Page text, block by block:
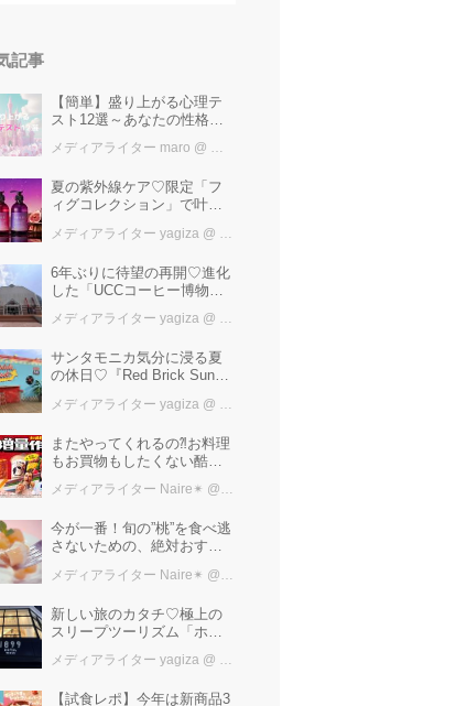
記事
【簡単】盛り上がる心理テ
スト12選～あなたの性格を
メディアライター maro @ カワコレメディア編集部
夏の紫外線ケア♡限定「フ
ィグコレクション」で叶え
メディアライター yagiza @ カワコレメディア編集部
6年ぶりに待望の再開♡進化
した「UCCコーヒー博物
ーマパーク”！館内展示の全
メディアライター yagiza @ カワコレメディア編集部
サンタモニカ気分に浸る夏
の休日♡『Red Brick Sunset
レンガ倉庫】
メディアライター yagiza @ カワコレメディア編集部
またやってくれるの⁈お料理
もお買物もしたくない酷暑
けば増量中！！
メディアライター Naire✴︎ @ カワコレメディア編集部
今が一番！旬の”桃”を食べ逃
さないための、絶対おすす
メディアライター Naire✴︎ @ カワコレメディア編集部
新しい旅のカタチ♡極上の
スリープツーリズム「ホテ
で「ととの寝」快眠ステイ
メディアライター yagiza @ カワコレメディア編集部
【試食レポ】今年は新商品3